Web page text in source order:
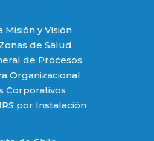
Misión y Visión
de Salud
de Procesos
Organizacional
Corporativos
por Instalación